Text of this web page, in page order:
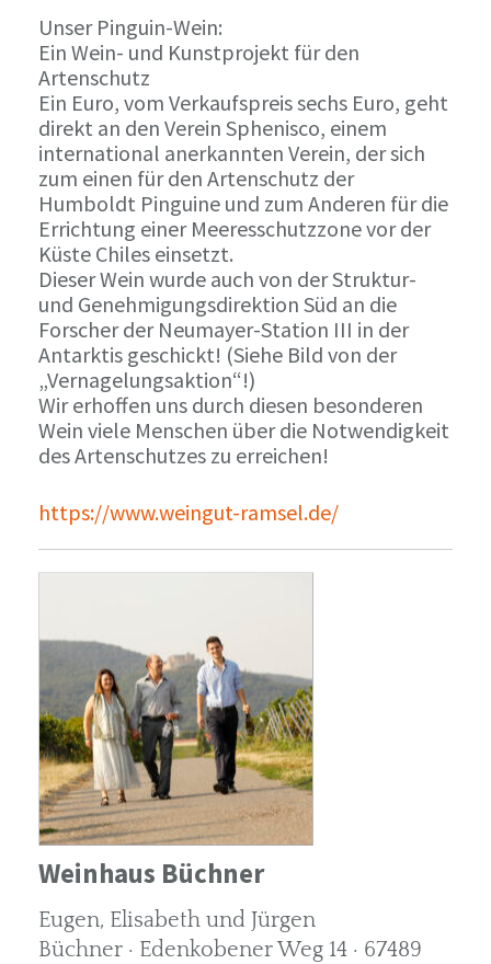
Unser Pinguin-Wein:
Ein Wein- und Kunstprojekt für den
Artenschutz
Ein Euro, vom Verkaufspreis sechs Euro, geht
direkt an den Verein Sphenisco, einem
international anerkannten Verein, der sich
zum einen für den Artenschutz der
Humboldt Pinguine und zum Anderen für die
Errichtung einer Meeresschutzzone vor der
Küste Chiles einsetzt.
Dieser Wein wurde auch von der Struktur-
und Genehmigungsdirektion Süd an die
Forscher der Neumayer-Station III in der
Antarktis geschickt! (Siehe Bild von der
„Vernagelungsaktion“!)
Wir erhoffen uns durch diesen besonderen
Wein viele Menschen über die Notwendigkeit
des Artenschutzes zu erreichen!
https://www.weingut-ramsel.de/
Weinhaus Büchner
Eugen, Elisabeth und Jürgen
Büchner · Edenkobener Weg 14 · 67489